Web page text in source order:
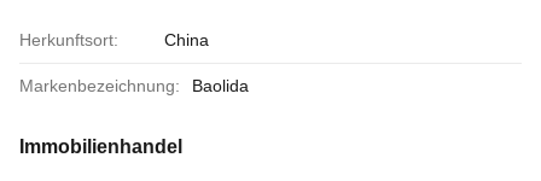
Herkunftsort: China
Markenbezeichnung: Baolida
Immobilienhandel